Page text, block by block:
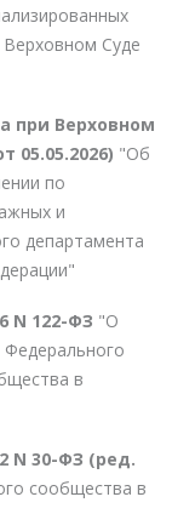
Суде
при Верховном
05.05.2026) "Об
по
и
департамента
N 122-ФЗ "О
Федерального
в
N 30-ФЗ (ред.
сообщества в